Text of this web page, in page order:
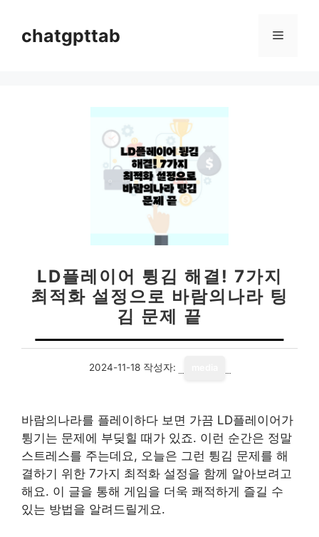
chatgpttab 메
LD플레이어 튕김 해결! 7가지
최적화 설정으로 바람의나라 팅
김 문제 끝
2024-11-18 작성자:
바람의나라를 플레이하다 보면 가끔 LD플레이어가
튕기는 문제에 부딪힐 때가 있죠. 이런 순간은 정말
스트레스를 주는데요, 오늘은 그런 튕김 문제를 해
결하기 위한 7가지 최적화 설정을 함께 알아보려고
해요. 이 글을 통해 게임을 더욱 쾌적하게 즐길 수
있는 방법을 알려드릴게요.